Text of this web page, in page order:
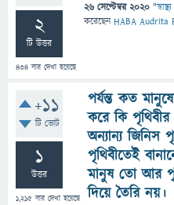
2
টি উত্তর
434 বার দেখা হয়েছে
26 সেপ্টেম্বর 2020 "
করেছেনHABA Audrita
+11
টি ভোট
1
উত্তর
1,215 বার দেখা হয়েছে
পর্যন্ত কত
করে কি
অন্যান্য জিনিস
পৃথিবীতেই
মানুষ তো আর
দিয়ে তৈরি নয়।